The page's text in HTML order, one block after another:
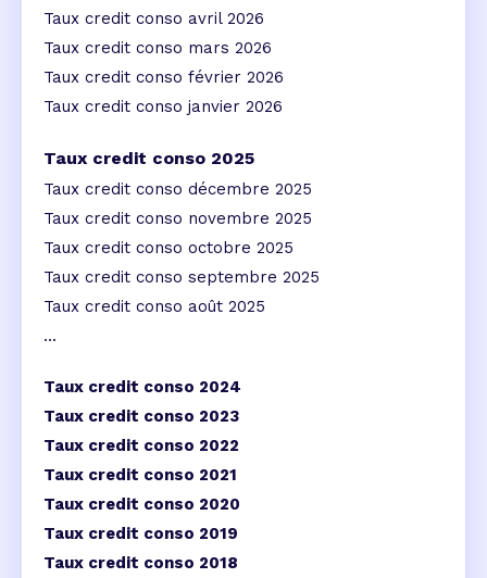
Taux credit conso avril 2026
Taux credit conso mars 2026
Taux credit conso février 2026
Taux credit conso janvier 2026
Taux credit conso 2025
Taux credit conso décembre 2025
Taux credit conso novembre 2025
Taux credit conso octobre 2025
Taux credit conso septembre 2025
Taux credit conso août 2025
...
Taux credit conso 2024
Taux credit conso 2023
Taux credit conso 2022
Taux credit conso 2021
Taux credit conso 2020
Taux credit conso 2019
Taux credit conso 2018